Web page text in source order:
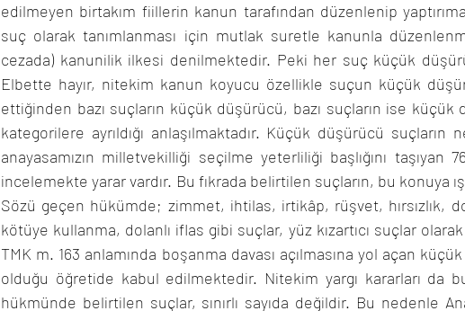
edilmeyen birtakım fiillerin kanun tarafından düzenlenip
suç olarak tanımlanması için mutlak suretle kanunla
cezada) kanunilik ilkesi denilmektedir. Peki her suç küçük
Elbette hayır, nitekim kanun koyucu özellikle suçun küçük
ettiğinden bazı suçların küçük düşürücü, bazı suçların ise
kategorilere ayrıldığı anlaşılmaktadır. Küçük düşürücü
anayasamızın milletvekilliği seçilme yeterliliği başlığını taşıyan
incelemekte yarar vardır. Bu fıkrada belirtilen suçların, bu konuya
Sözü geçen hükümde; zimmet, ihtilas, irtikâp, rüşvet, hırsızlık,
kötüye kullanma, dolanlı iflas gibi suçlar, yüz kızartıcı suçlar
TMK m. 163 anlamında boşanma davası açılmasına yol açan
olduğu öğretide kabul edilmektedir. Nitekim yargı kararları da
hükmünde belirtilen suçlar, sınırlı sayıda değildir. Bu nedenle